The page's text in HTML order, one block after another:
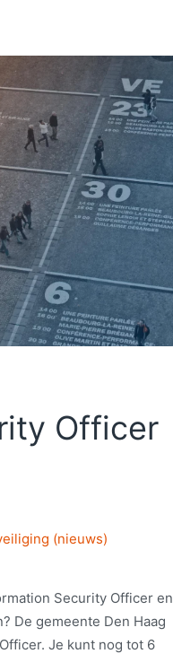
Officer
(nieuws)
Security Officer en
De gemeente Den Haag
Je kunt nog tot 6